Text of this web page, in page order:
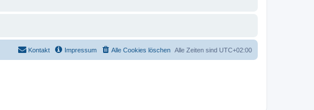
Alle Zeiten sind UTC+02:00
Alle Cookies löschen
Impressum
Kontakt